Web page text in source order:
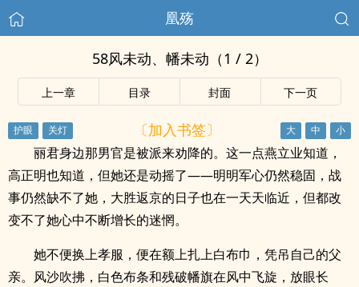
凰殇
58风未动、幡未动（1 / 2）
上一章 目录 封面 下一页
〔加入书签〕
丽君身边那男官是被派来劝降的。这一点燕立业知道，
高正明也知道，但她还是动摇了——明明军心仍然稳固，战
事仍然缺不了她，大胜返京的日子也在一天天临近，但都改
变不了她心中不断增长的迷惘。
她不便换上孝服，便在额上扎上白布巾，凭吊自己的父
亲。风沙吹拂，白色布条和残破幡旗在风中飞旋，放眼长